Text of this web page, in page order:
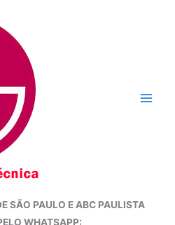
SÃO PAULO E ABC PAULISTA
WHATSAPP: